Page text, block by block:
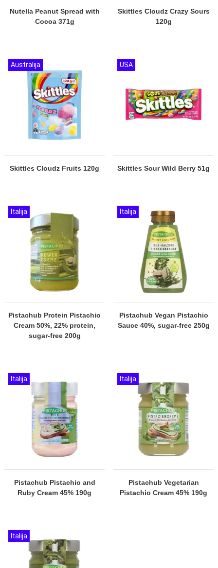
Nutella Peanut Spread with
Cocoa 371g
Skittles Cloudz Crazy Sours
120g
Skittles Cloudz Fruits 120g
Australija
Skittles Sour Wild Berry 51g
USA
Pistachub Protein Pistachio
Cream 50%, 22% protein,
sugar-free 200g
Italija
Pistachub Vegan Pistachio
Sauce 40%, sugar-free 250g
Italija
Pistachub Pistachio and
Ruby Cream 45% 190g
Italija
Pistachub Vegetarian
Pistachio Cream 45% 190g
Italija
Italija